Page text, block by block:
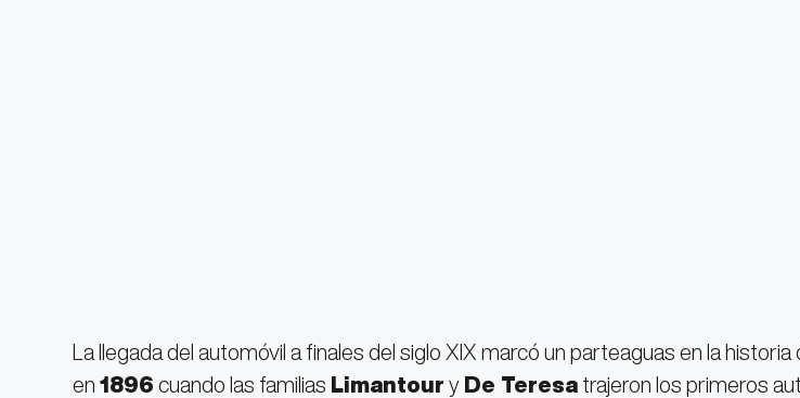
La llegada del automóvil a finales del siglo XIX marcó un parteaguas en la historia
en1896 cuando las familias Limantour y De Teresa trajeron los primeros